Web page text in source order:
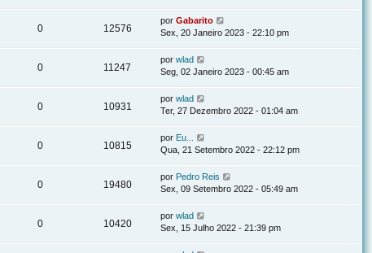
0 12576
por Gabarito
Sex, 20 Janeiro 2023 - 22:10 pm
0 11247
por wlad
Seg, 02 Janeiro 2023 - 00:45 am
0 10931
por wlad
Ter, 27 Dezembro 2022 - 01:04 am
0 10815
por Eu...
Qua, 21 Setembro 2022 - 22:12 pm
0 19480
por Pedro Reis
Sex, 09 Setembro 2022 - 05:49 am
0 10420
por wlad
Sex, 15 Julho 2022 - 21:39 pm